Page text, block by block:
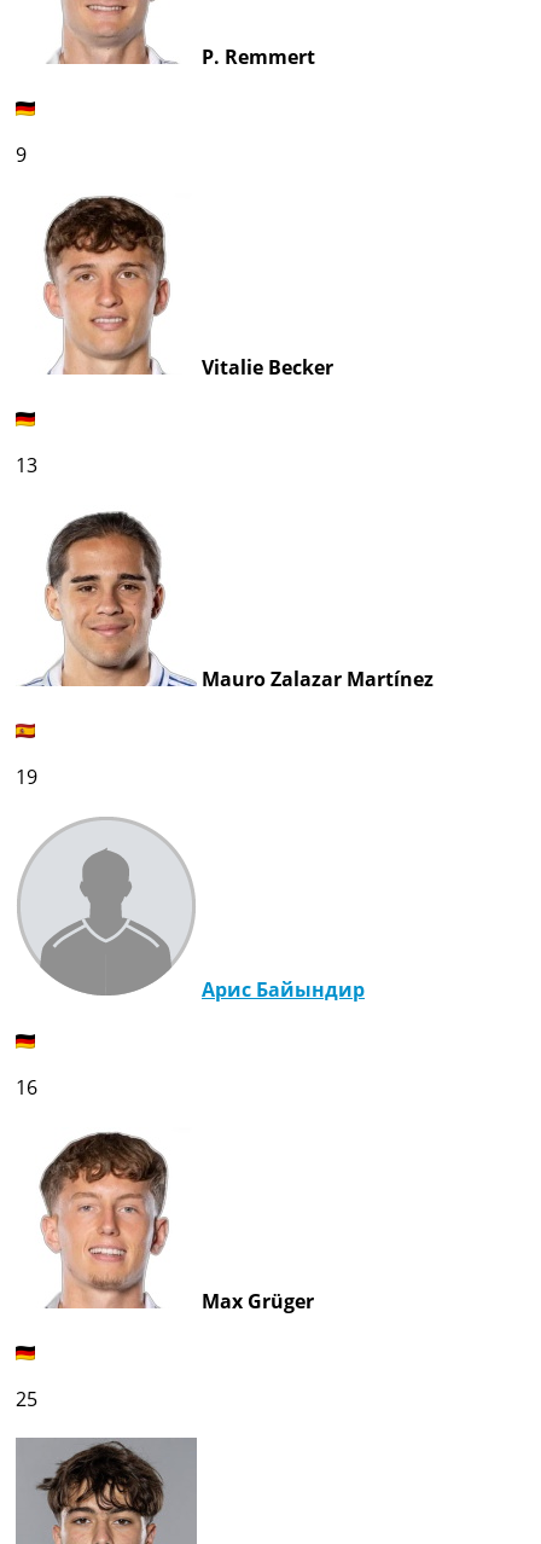
P. Remmert
9
Vitalie Becker
13
Mauro Zalazar Martínez
19
Арис Байындир
16
Max Grüger
25